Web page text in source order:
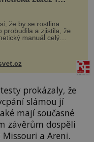
že by se rostlina
probudila a zjistila, že
manuál celý
prokázaly, že
slámou jí
mají současné
závěrům dospěli
a Areni.